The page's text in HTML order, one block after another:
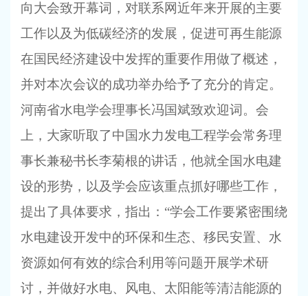
向大会致开幕词，对联系网近年来开展的主要
工作以及为低碳经济的发展，促进可再生能源
在国民经济建设中发挥的重要作用做了概述，
并对本次会议的成功举办给予了充分的肯定。
河南省水电学会理事长冯国斌致欢迎词。会
上，大家听取了中国水力发电工程学会常务理
事长兼秘书长李菊根的讲话，他就全国水电建
设的形势，以及学会应该重点抓好哪些工作，
提出了具体要求，指出：“学会工作要紧密围绕
水电建设开发中的环保和生态、移民安置、水
资源如何有效的综合利用等问题开展学术研
讨，并做好水电、风电、太阳能等清洁能源的